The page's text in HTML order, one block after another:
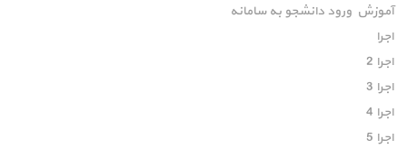
آموزش ورود دانشجو به سامانه
اجرا
اجرا 2
اجرا 3
اجرا 4
اجرا 5